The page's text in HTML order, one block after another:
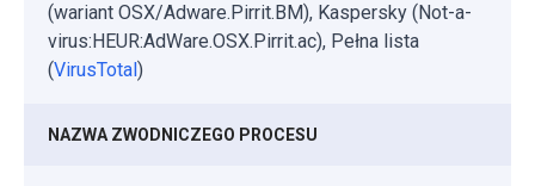
(wariant OSX/Adware.Pirrit.BM), Kaspersky (Not-a-
virus:HEUR:AdWare.OSX.Pirrit.ac), Pełna lista
(VirusTotal )
NAZWA ZWODNICZEGO PROCESU